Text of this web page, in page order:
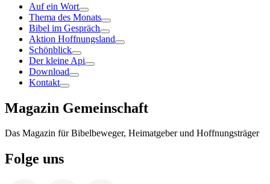
Auf ein Wort
Thema des Monats
Bibel im Gespräch
Aktion Hoffnungsland
Schönblick
Der kleine Api
Download
Kontakt
Magazin Gemeinschaft
Das Magazin für Bibelbeweger, Heimatgeber und Hoffnungsträger
Folge uns